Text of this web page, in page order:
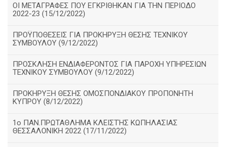
ΟΙ ΜΕΤΑΓΡΑΦΕΣ ΠΟΥ ΕΓΚΡΙΘΗΚΑΝ ΓΙΑ ΤΗΝ ΠΕΡΙΟΔΟ
2022-23 (15/12/2022)
ΠΡΟΫΠΟΘΕΣΕΙΣ ΓΙΑ ΠΡΟΚΗΡΥΞΗ ΘΕΣΗΣ ΤΕΧΝΙΚΟΥ
ΣΥΜΒΟΥΛΟΥ (9/12/2022)
ΠΡΟΣΚΛΗΣΗ ΕΝΔΙΑΦΕΡΟΝΤΟΣ ΓΙΑ ΠΑΡΟΧΗ ΥΠΗΡΕΣΙΩΝ
ΤΕΧΝΙΚΟΥ ΣΥΜΒΟΥΛΟΥ (9/12/2022)
ΠΡΟΚΗΡΥΞΗ ΘΕΣΗΣ ΟΜΟΣΠΟΝΔΙΑΚΟΥ ΠΡΟΠΟΝΗΤΗ
ΚΥΠΡΟΥ (8/12/2022)
1ο ΠΑΝ.ΠΡΩΤΑΘΛΗΜΑ ΚΛΕΙΣΤΉΣ ΚΩΠΗΛΑΣΙΑΣ
ΘΕΣΣΑΛΟΝΙΚΗ 2022 (17/11/2022)